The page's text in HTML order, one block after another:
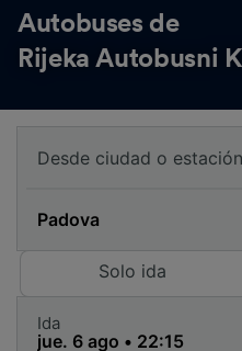
Autobuses de
Rijeka Autobusni
Solo ida
Ida